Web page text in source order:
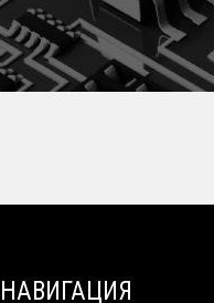
НАВИГАЦИЯ